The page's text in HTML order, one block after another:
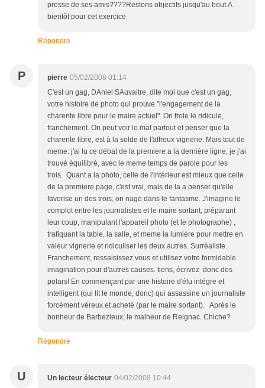
presse de ses amis????Restons objectifs jusqu'au bout.A
bientôt pour cet exercice
Répondre
P pierre 05/02/2008 01:14
C'est un gag, DAniel SAuvaitre, dite moi que c'est un gag,
votre histoire de photo qui prouve "l'engagement de la
charente libre pour le maire actuel". On frole le ridicule,
franchement. On peut voir le mal partout et penser que la
charente libre, est à la solde de l'affreux vignerie. Mais tout de
meme: j'ai lu ce débat de la premiere a la dernière ligne, je j'ai
trouvé équilibré, avec le meme temps de parole pour les
trois. Quant a la photo, celle de l'intérieur est mieux que celle
de la premiere page, c'est vrai, mais de la a penser qu'elle
favorise un des trois, on nage dans le fantasme. J'imagine le
complot entre les journalistes et le maire sortant, préparant
leur coup, manipulant l'appareil photo (et le photographe) ,
trafiquant la table, la salle, et meme la lumière pour mettre en
valeur vignerie et ridiculiser les deux autres. Surréaliste.
Franchement, ressaisissez vous et utilisez votre formidable
imagination pour d'autres causes. tiens, écrivez donc des
polars! En commençant par une histoire d'élu intégre et
intelligent (qui lit le monde, donc) qui assassine un journaliste
forcément véreux et acheté (par le maire sortant). Après le
bonheur de Barbezieux, le malheur de Reignac. Chiche?
Répondre
U Un lecteur électeur 04/02/2008 10:44